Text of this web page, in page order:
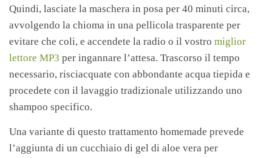
Quindi, lasciate la maschera in posa per 40 minuti circa,
avvolgendo la chioma in una pellicola trasparente per
evitare che coli, e accendete la radio o il vostro miglior
lettore MP3 per ingannare l’attesa. Trascorso il tempo
necessario, risciacquate con abbondante acqua tiepida e
procedete con il lavaggio tradizionale utilizzando uno
shampoo specifico.
Una variante di questo trattamento homemade prevede
l’aggiunta di un cucchiaio di gel di aloe vera per